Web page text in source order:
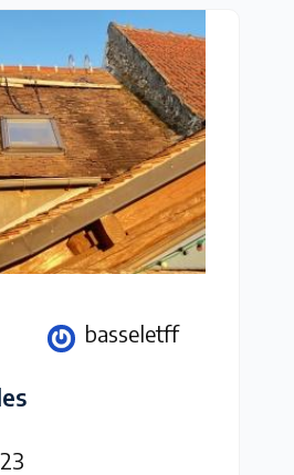
basseletff